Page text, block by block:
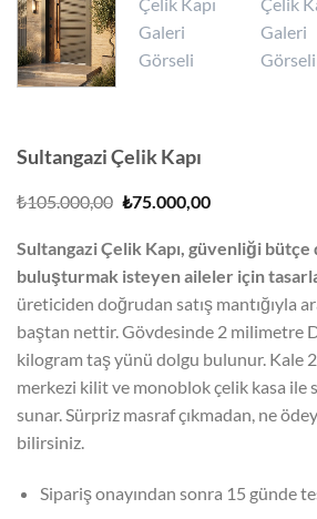
Sultangazi Çelik Kapı
₺105.000,00 Orijinal
₺75.000,00Şu
₺75.000,00.
Sultangazi Çelik Kapı, güvenliği
buluşturmak isteyen aileler için
üreticiden doğrudan satış mantığıyla
baştan nettir. Gövdesinde 2 milimetre
kilogram taş yünü dolgu bulunur. Kale
merkezi kilit ve monoblok çelik kasa ile
sunar. Sürpriz masraf çıkmadan, ne
bilirsiniz.
Sipariş onayından sonra 15 günde